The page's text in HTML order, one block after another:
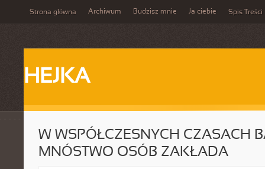
Strona główna Archiwum Budzisz mnie Ja ciebie Spis Treści
HEJKA
W WSPÓŁCZESNYCH CZASACH
MNÓSTWO OSÓB ZAKŁADA